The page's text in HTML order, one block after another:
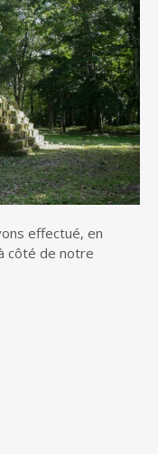
effectué, en
côté de notre